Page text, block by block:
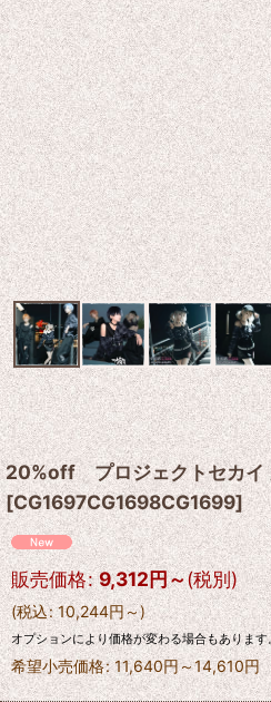
20%off プロジェクトセカ
[CG1697CG1698CG1699]
販売価格: 9,312円～(税別)
(税込: 10,244円～)
オプションにより価格が変わる場合もあります
希望小売価格: 11,640円～14,610円